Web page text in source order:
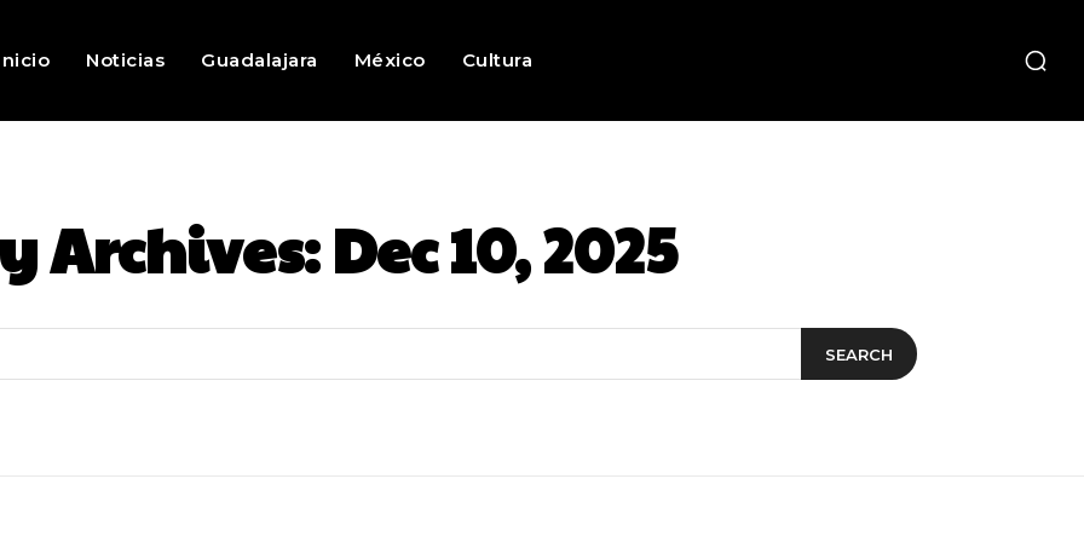
Noticias Guadalajara México Cultura
Archives: Dec 10, 2025
SEARCH